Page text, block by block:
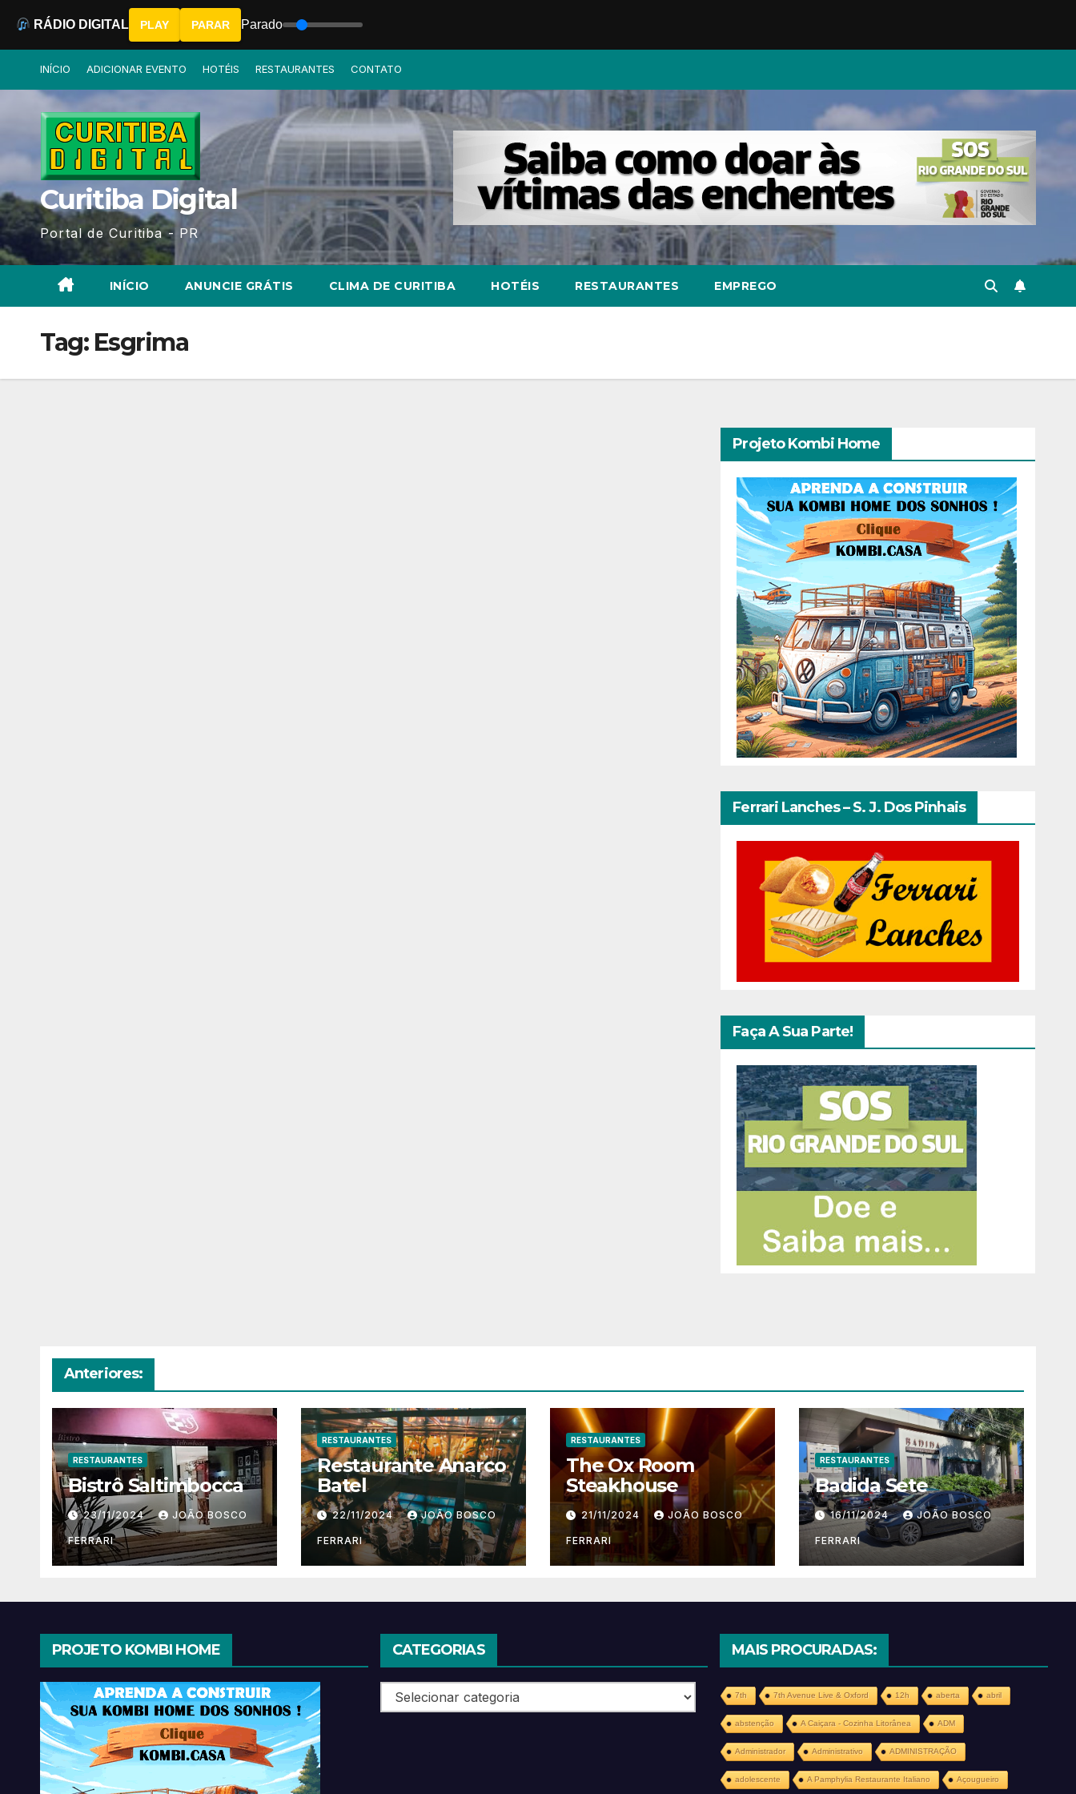
INÍCIO ADICIONAR EVENTO HOTÉIS RESTAURANTES CONTATO
Curitiba Digital
Portal de Curitiba - PR
INÍCIO ANUNCIE GRÁTIS CLIMA DE CURITIBA HOTÉIS RESTAURANTES EMPREGO
Tag: Esgrima
Projeto Kombi Home
Ferrari Lanches – S. J. Dos Pinhais
Faça A Sua Parte!
Anteriores:
RESTAURANTES
Bistrô Saltimbocca
23/11/2024 JOÃO BOSCO
FERRARI
RESTAURANTES
Restaurante Anarco
Batel
22/11/2024 JOÃO BOSCO
FERRARI
RESTAURANTES
The Ox Room
Steakhouse
21/11/2024 JOÃO BOSCO
FERRARI
RESTAURANTES
Badida Sete
16/11/2024 JOÃO BOSCO
FERRARI
PROJETO KOMBI HOME CATEGORIAS
Categorias
MAIS PROCURADAS:
7th 7th Avenue Live & Oxford 12h aberta abril
abstenção A Caiçara - Cozinha Litorânea ADM
Administrador Administrativo ADMINISTRAÇÃO
adolescente A Pamphylia Restaurante Italiano Açougueiro
RÁDIO DIGITAL PLAY PARAR Parado